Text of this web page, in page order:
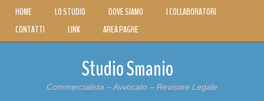
HOME LO STUDIO DOVE SIAMO
I COLLABORATORI
CONTATTI
LINK AREA PAGHE
Studio Smanio
Commercialista – Avvocato – Revisore Legale